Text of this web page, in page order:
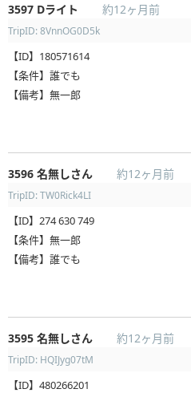
3597 Dライト 約12ヶ月前
TripID: 8VnnOG0D5k
【ID】180571614
【条件】誰でも
【備考】無一郎
3596 名無しさん 約12ヶ月前
TripID: TW0Rick4LI
【ID】274 630 749
【条件】無一郎
【備考】誰でも
3595 名無しさん 約12ヶ月前
TripID: HQIJyg07tM
【ID】480266201